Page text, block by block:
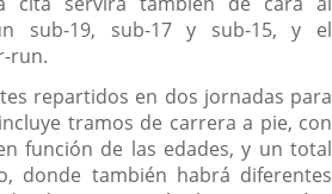
sub-19, sub-17 y sub-15, y el
run.
repartidos en dos jornadas para
tramos de carrera a pie, con
función de las edades, y un total
donde también habrá diferentes